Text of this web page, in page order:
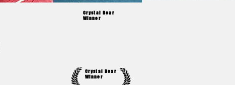
Crystal Bear
Winner
Crystal Bear
Winner